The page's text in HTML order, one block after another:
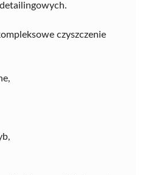
czyszczenie